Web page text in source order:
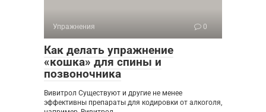
Упражнения 0
Как делать упражнение
«кошка» для спины и
позвоночника
Вивитрол Существуют и другие не менее
эффективны препараты для кодировки от алкоголя,